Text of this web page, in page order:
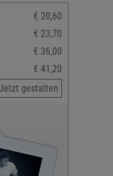
€ 20,60
€ 23,70
€ 36,00
€ 41,20
gestalten